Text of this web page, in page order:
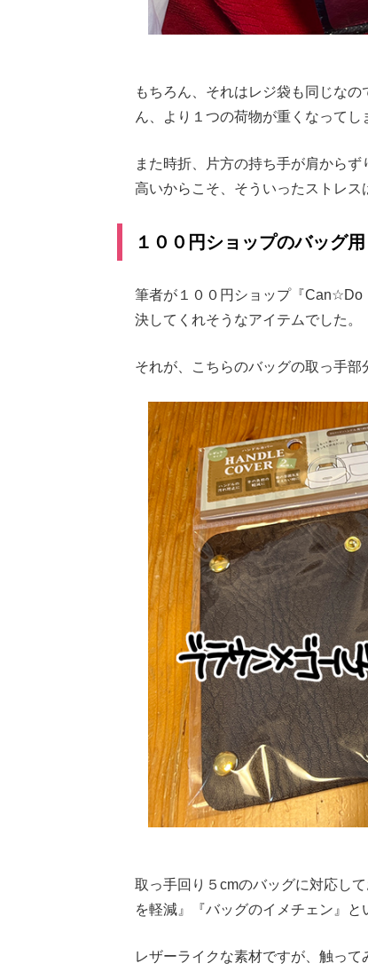
もちろん、それはレジ袋も同じな
ん、より１つの荷物が重くなってし
また時折、片方の持ち手が肩から
高いからこそ、そういったストレス
１００円ショップのバッグ
筆者が１００円ショップ『Can☆Do
決してくれそうなアイテムでした。
それが、こちらのバッグの取っ手部
取っ手回り５cmのバッグに対応し
を軽減』『バッグのイメチェン』と
レザーライクな素材ですが、触っ